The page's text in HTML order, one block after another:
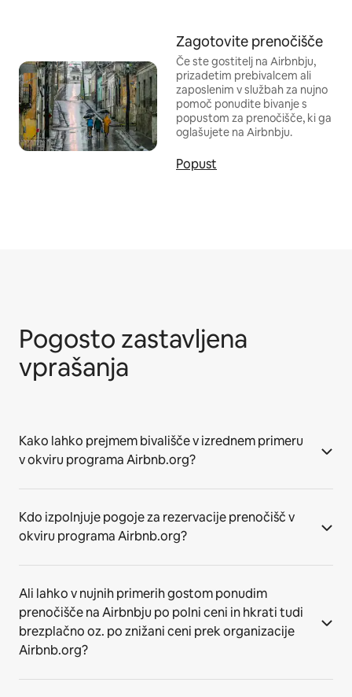
Zagotovite prenočišče
Če ste gostitelj na Airbnbju,
prizadetim prebivalcem ali
zaposlenim v službah za nujno
pomoč ponudite bivanje s
popustom za prenočišče, ki ga
oglašujete na Airbnbju.
Popust
Pogosto zastavljena
vprašanja
Kako lahko prejmem bivališče v izrednem primeru
v okviru programa Airbnb.org?
Kdo izpolnjuje pogoje za rezervacije prenočišč v
okviru programa Airbnb.org?
Ali lahko v nujnih primerih gostom ponudim
prenočišče na Airbnbju po polni ceni in hkrati tudi
brezplačno oz. po znižani ceni prek organizacije
Airbnb.org?